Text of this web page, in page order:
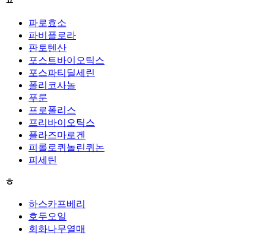
파로효소
파비플로라
판토텐산
포스트바이오틱스
포스파티딜세린
폴리코사놀
푸룬
프로폴리스
프리바이오틱스
플라즈마로겐
피롤로퀴놀린퀴논
피세틴
ㅎ
하스카프베리
호두오일
회화나무열매